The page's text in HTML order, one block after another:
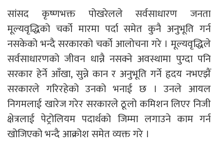
सांसद कृष्णभक्त पोखरेलले सर्वसाधारण जनता
मूल्यवृद्धिको चर्को मारमा पर्दा समेत कुनै अनुभूति गर्न
नसकेको भन्दै सरकारको चर्को आलोचना गरे । मूल्यवृद्धिले
सर्वसाधारणको जीवन धान्नै नसक्ने अवस्थामा पुग्दा पनि
सरकार हेर्ने आँखा, सुन्ने कान र अनुभूति गर्ने हृदय नभएझैं
सरकारले गरिरहेको उनको भनाई छ । उनले आयल
निगमलाई खारेज गरेर सरकारले ठूलो कमिशन लिएर निजी
क्षेत्रलाई पेट्रोलियम पदार्थको जिम्मा लगाउने काम गर्न
खोजिएको भन्दै आक्रोश समेत व्यक्त गरे ।